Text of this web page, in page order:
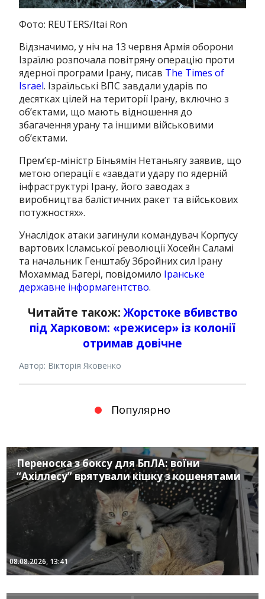
Фото: REUTERS/Itai Ron
Відзначимо, у ніч на 13 червня Армія оборони
Ізраїлю розпочала повітряну операцію проти
ядерної програми Ірану, писав The Times of
Israel. Ізраїльські ВПС завдали ударів по
десятках цілей на території Ірану, включно з
об’єктами, що мають відношення до
збагачення урану та іншими військовими
об’єктами.
Прем’єр-міністр Біньямін Нетаньягу заявив, що
метою операції є «завдати удару по ядерній
інфраструктурі Ірану, його заводах з
виробництва балістичних ракет та військових
потужностях».
Унаслідок атаки загинули командувач Корпусу
вартових Ісламської революції Хосейн Саламі
та начальник Генштабу Збройних сил Ірану
Мохаммад Багері, повідомило Іранське
державне інформагентство.
Читайте також:Жорстоке вбивство
під Харковом: «режисер» із колонії
отримав довічне
Автор: Вікторія Яковенко
Популярно
Переноска з боксу для БпЛА: воїни
“Ахіллесу” врятували кішку з кошенятами
08.08.2026, 13:41